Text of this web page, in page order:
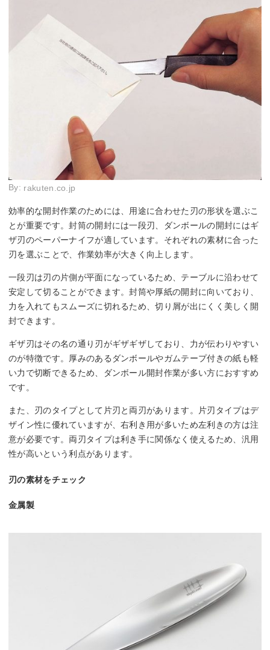
By: rakuten.co.jp
効率的な開封作業のためには、用途に合わせた刃の形状を選ぶこ
とが重要です。封筒の開封には一段刃、ダンボールの開封にはギ
ザ刃のペーパーナイフが適しています。それぞれの素材に合った
刃を選ぶことで、作業効率が大きく向上します。
一段刃は刃の片側が平面になっているため、テーブルに沿わせて
安定して切ることができます。封筒や厚紙の開封に向いており、
力を入れてもスムーズに切れるため、切り屑が出にくく美しく開
封できます。
ギザ刃はその名の通り刃がギザギザしており、力が伝わりやすい
のが特徴です。厚みのあるダンボールやガムテープ付きの紙も軽
い力で切断できるため、ダンボール開封作業が多い方におすすめ
です。
また、刃のタイプとして片刃と両刃があります。片刃タイプはデ
ザイン性に優れていますが、右利き用が多いため左利きの方は注
意が必要です。両刃タイプは利き手に関係なく使えるため、汎用
性が高いという利点があります。
刃の素材をチェック
金属製